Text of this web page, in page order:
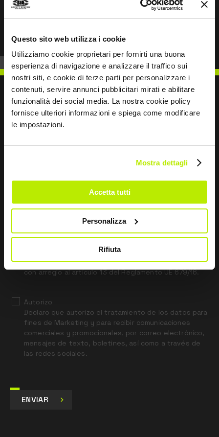
Questo sito web utilizza i cookie
Utilizziamo cookie proprietari per fornirti una buona
esperienza di navigazione e analizzare il traffico sui
nostri siti, e cookie di terze parti per personalizzare i
contenuti, servire annunci pubblicitari mirati e abilitare
funzionalità dei social media. La nostra cookie policy
fornisce ulteriori informazioni e spiega come modificare
le impostazioni.
Mostra dettagli
Accetta tutti
Personalizza
Rifiuta
Leave
field
blank
*He leído el aviso legal sobre privacidad
con arreglo al artículo 13 del Reglamento UE 679/16.
Autorizo
Declaro que autorizo el tratamiento de los datos para
fines de Marketing y para recibir comunicaciones
comerciales y promocionales, por correo electrónico,
mensajes de texto, boletines, así como a través de
las redes sociales.
ENVIAR